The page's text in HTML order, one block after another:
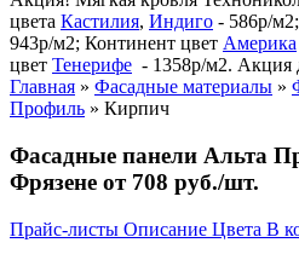
цвета Кастилия, Индиго - 586р/
943р/м2; Континент цвет Америка
цвет Тенерифе - 1358р/м2. Акция
Главная » Фасадные материалы »
Профиль » Кирпич
Фасадные панели Альта
Фрязене от 708 руб./шт.
Прайс-листы Описание Цвета В